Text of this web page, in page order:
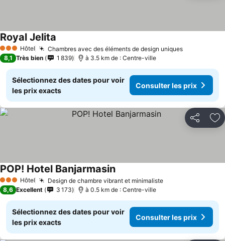
3 ÉtoilesHôtel Chambres avec des éléments de design uniques
Royal Jelita
8,1 Très bien 1 839 à 3.5 km de : Centre-ville
Sélectionnez des dates pour voir
les prix exacts
Consulter les prix
Partager
3 ÉtoilesHôtel Design de chambre vibrant et minimaliste
POP! Hotel Banjarmasin
8,6 Excellent 3 173 à 0.5 km de : Centre-ville
Sélectionnez des dates pour voir
les prix exacts
Consulter les prix